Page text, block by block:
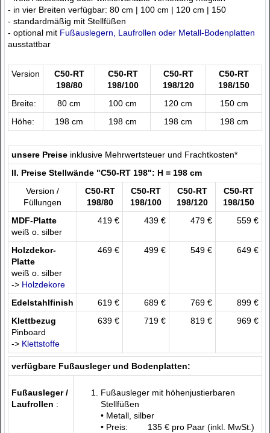
- in vier Breiten verfügbar: 80 cm | 100 cm | 120 cm | 150
- standardmäßig mit Stellfüßen
- optional mit Fußauslegern, Laufrollen oder Metall-Bodenplatten
ausstattbar
Version
C50-RT
198/80
C50-RT
198/100
C50-RT
198/120
C50-RT
198/150
Breite:
80 cm 100 cm 120 cm
150 cm
Höhe:
198 cm 198 cm 198 cm 198 cm
unsere Preise inklusive Mehrwertsteuer und Frachtkosten*
II. Preise Stellwände "C50-RT 198": H = 198 cm
Version /
Füllungen
C50-RT
198/80
C50-RT
198/100
C50-RT
198/120
C50-RT
198/150
MDF-Platte
weiß o. silber
419 € 439 € 479 € 559 €
Holzdekor-
Platte
weiß o. silber
-> Holzdekore
469 € 499 € 549 € 649 €
Edelstahlfinish 619 € 689 € 769 €
899 €
Klettbezug
Pinboard
-> Klettstoffe
639 € 719 € 819 € 969 €
verfügbare Fußausleger und Bodenplatten:
Fußausleger /
Laufrollen :
Fußausleger mit höhenjustierbaren
Stellfüßen
• Metall, silber
• Preis:
135 € pro Paar (inkl. MwSt.)